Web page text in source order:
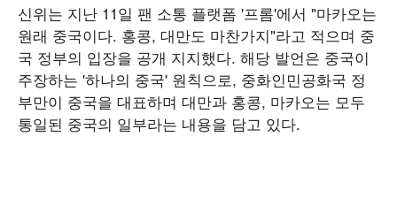
신위는 지난 11일 팬 소통 플랫폼 '프롬'에서 "마카오는
원래 중국이다. 홍콩, 대만도 마찬가지"라고 적으며 중
국 정부의 입장을 공개 지지했다. 해당 발언은 중국이
주장하는 '하나의 중국' 원칙으로, 중화인민공화국 정
부만이 중국을 대표하며 대만과 홍콩, 마카오는 모두
통일된 중국의 일부라는 내용을 담고 있다.